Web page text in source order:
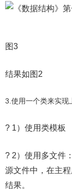
图3
结果如图2
3.使用一个类来实现
? 1）使用类模板
? 2）使用多文件
源文件中，在主
结果。